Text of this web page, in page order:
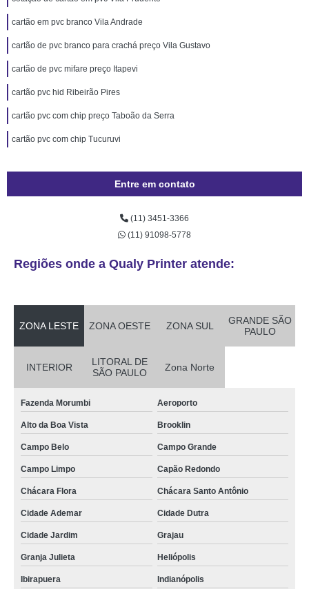
cartão em pvc branco Vila Andrade
cartão de pvc branco para crachá preço Vila Gustavo
cartão de pvc mifare preço Itapevi
cartão pvc hid Ribeirão Pires
cartão pvc com chip preço Taboão da Serra
cartão pvc com chip Tucuruvi
Entre em contato
(11) 3451-3366
(11) 91098-5778
Regiões onde a Qualy Printer atende:
ZONA LESTE ZONA OESTE ZONA SUL
GRANDE SÃO
PAULO
INTERIOR
LITORAL DE
SÃO PAULO
Zona Norte
Fazenda Morumbi Aeroporto
Alto da Boa Vista Brooklin
Campo Belo Campo Grande
Campo Limpo Capão Redondo
Chácara Flora Chácara Santo Antônio
Cidade Ademar Cidade Dutra
Cidade Jardim Grajau
Granja Julieta Heliópolis
Ibirapuera Indianópolis